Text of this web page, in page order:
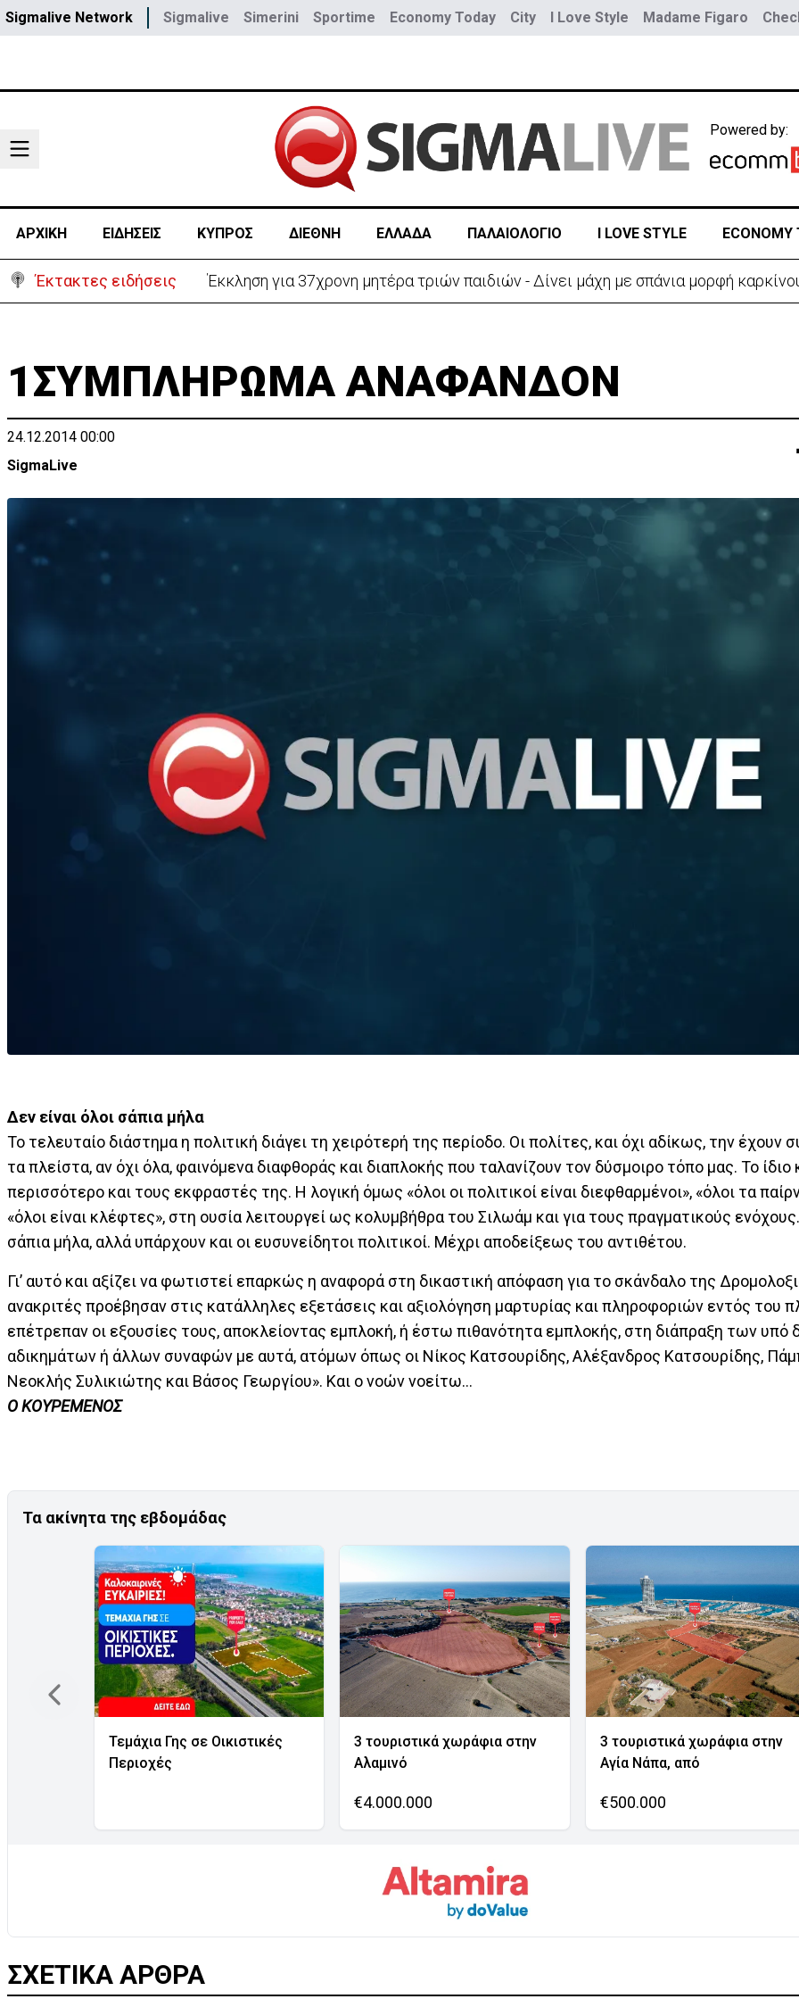
Sigmalive Network Sigmalive Simerini Sportime Economy Today City I Love Style Madame Figaro
Powered by:
ΑΡΧΙΚΗ ΕΙΔΗΣΕΙΣ ΚΥΠΡΟΣ ΔΙΕΘΝΗ ΕΛΛΑΔΑ ΠΑΛΑΙΟΛΟΓΙΟ I LOVE STYLE ECONOMY
Έκτακτες ειδήσεις Γερμανία: Συγκρούστηκαν δύο τραμ - Τουλάχιστον 25 τραυματίες, οι 7 σοβαρά
1ΣΥΜΠΛΗΡΩΜΑ ΑΝΑΦΑΝΔΟΝ
24.12.2014 00:00
SigmaLive
Δεν είναι όλοι σάπια μήλα
Το τελευταίο διάστημα η πολιτική διάγει τη χειρότερή της περίοδο. Οι πολίτες, και όχι αδίκως, την έχουν
τα πλείστα, αν όχι όλα, φαινόμενα διαφθοράς και διαπλοκής που ταλανίζουν τον δύσμοιρο τόπο μας. Το ίδιο
περισσότερο και τους εκφραστές της. Η λογική όμως «όλοι οι πολιτικοί είναι διεφθαρμένοι», «όλοι τα
«όλοι είναι κλέφτες», στη ουσία λειτουργεί ως κολυμβήθρα του Σιλωάμ και για τους πραγματικούς
σάπια μήλα, αλλά υπάρχουν και οι ευσυνείδητοι πολιτικοί. Μέχρι αποδείξεως του αντιθέτου.
Γι’ αυτό και αξίζει να φωτιστεί επαρκώς η αναφορά στη δικαστική απόφαση για το σκάνδαλο της
ανακριτές προέβησαν στις κατάλληλες εξετάσεις και αξιολόγηση μαρτυρίας και πληροφοριών εντός του
επέτρεπαν οι εξουσίες τους, αποκλείοντας εμπλοκή, ή έστω πιθανότητα εμπλοκής, στη διάπραξη των υπό
αδικημάτων ή άλλων συναφών με αυτά, ατόμων όπως οι Νίκος Κατσουρίδης, Αλέξανδρος Κατσουρίδης,
Νεοκλής Συλικιώτης και Βάσος Γεωργίου». Και ο νοών νοείτω...
Ο ΚΟΥΡΕΜΕΝΟΣ
Τα ακίνητα της εβδομάδας
Τεμάχια Γης σε Οικιστικές
Περιοχές
3 τουριστικά χωράφια στην
Αλαμινό
€4.000.000
3 τουριστικά χωράφια στην
Αγία Νάπα, από
€500.000
ΣΧΕΤΙΚΑ ΑΡΘΡΑ